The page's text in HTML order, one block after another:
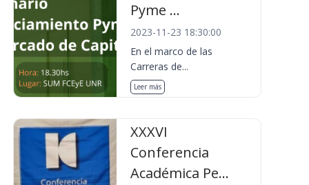
Pyme ...
2023-11-23 18:30:00
En el marco de las
Carreras de...
Leer más
XXXVI
Conferencia
Académica Pe...